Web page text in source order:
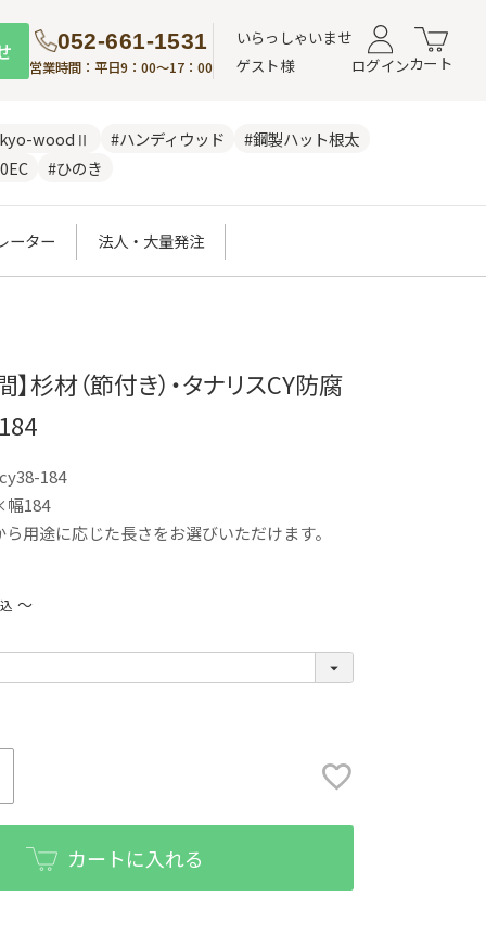
052-661-1531
営業時間：平日9：00～17：00
いらっしゃいませ
ゲスト様
ログインカート
woodⅡ #ハンディウッド
#鋼製ハット根太
#ひのき
ーター 法人・大量発注
】杉材（節付き）・タナリスCY防腐
184
幅184
用途に応じた長さをお選びいただけます。
〜
カートに入れる